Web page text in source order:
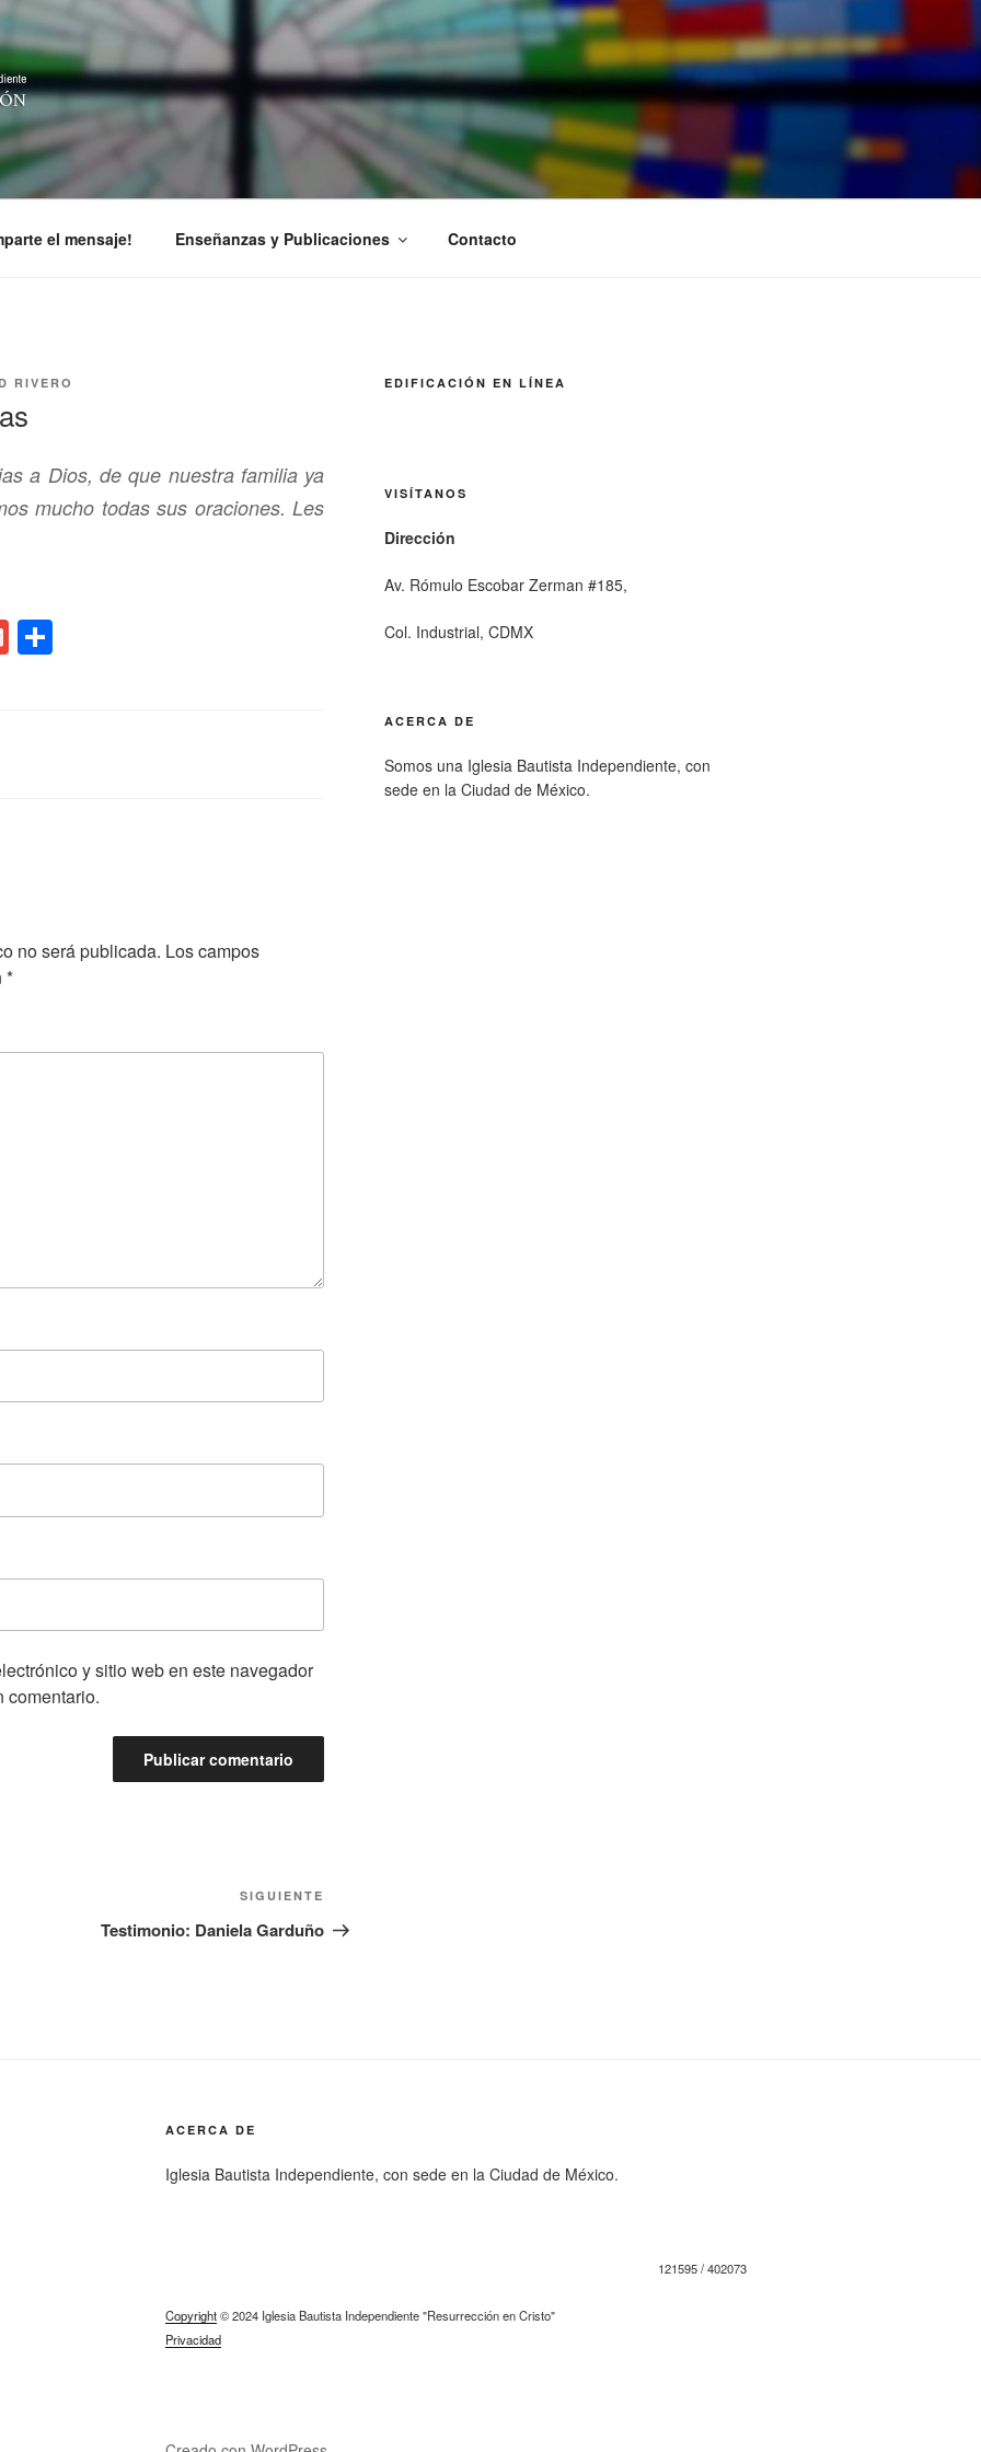
EN CRISTO
el mensaje! Enseñanzas y Publicaciones Contacto
RIVERO
a Dios, de que nuestra familia ya
mucho todas sus oraciones. Les
G
m
no será publicada. Los campos
*
y sitio web en este navegador
comentario.
entrada
SIGUIENTE
Testimonio: Daniela Garduño
EDIFICACIÓN EN LÍNEA
VISÍTANOS
Dirección
Av. Rómulo Escobar Zerman #185,
Col. Industrial, CDMX
ACERCA DE
Somos una Iglesia Bautista Independiente, con
sede en la Ciudad de México.
ACERCA DE
Iglesia Bautista Independiente, con sede en la Ciudad de México.
121595 / 402073
Copyright© 2024 Iglesia Bautista Independiente "Resurrección en Cristo"
Privacidad